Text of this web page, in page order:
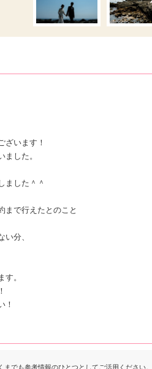
ざいます！
した。
ました＾＾
まで行えたとのこと
分、
。
！
でも参考情報のひとつとしてご活用ください。